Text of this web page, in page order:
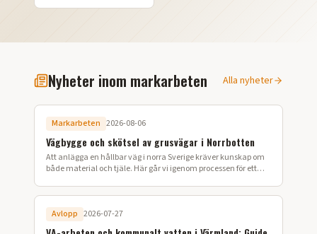
Nyheter inom markarbeten Alla nyheter
Markarbeten 2026-08-06
Vägbygge och skötsel av grusvägar i Norrbotten
Att anlägga en hållbar väg i norra Sverige kräver kunskap om
både material och tjäle. Här går vi igenom processen för ett
Avlopp 2026-07-27